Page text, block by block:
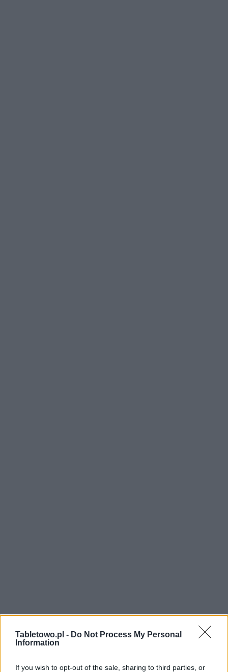
Tabletowo.pl - Do Not Process My Personal
Information
If you wish to opt-out of the sale, sharing to third parties, or